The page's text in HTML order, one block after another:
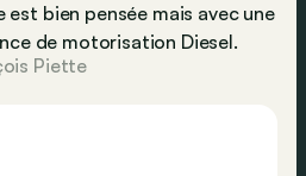
est bien pensée mais avec une
de motorisation Diesel.
Piette